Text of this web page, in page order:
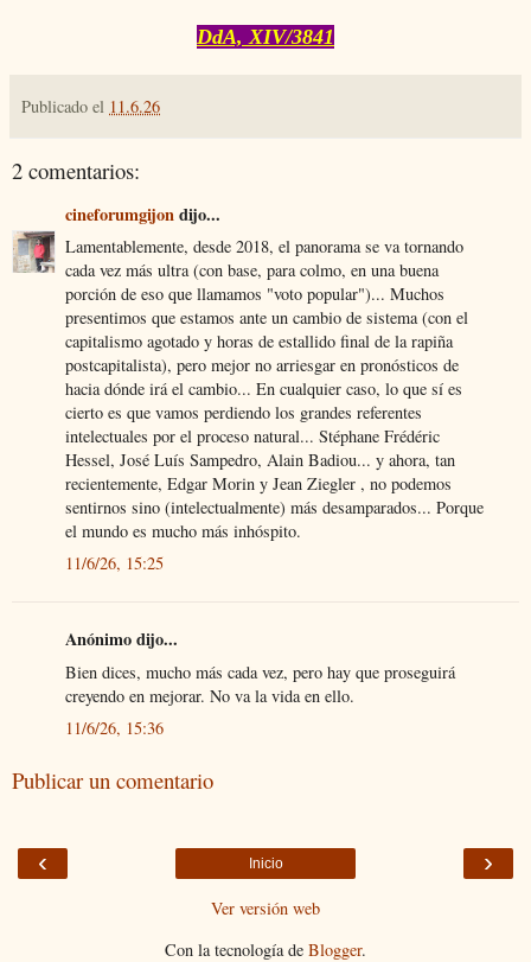
DdA, XIV/3841
Publicado el 11.6.26
2 comentarios:
cineforumgijondijo...
Lamentablemente, desde 2018, el panorama se va tornando
cada vez más ultra (con base, para colmo, en una buena
porción de eso que llamamos "voto popular")... Muchos
presentimos que estamos ante un cambio de sistema (con el
capitalismo agotado y horas de estallido final de la rapiña
postcapitalista), pero mejor no arriesgar en pronósticos de
hacia dónde irá el cambio... En cualquier caso, lo que sí es
cierto es que vamos perdiendo los grandes referentes
intelectuales por el proceso natural... Stéphane Frédéric
Hessel, José Luís Sampedro, Alain Badiou... y ahora, tan
recientemente, Edgar Morin y Jean Ziegler , no podemos
sentirnos sino (intelectualmente) más desamparados... Porque
el mundo es mucho más inhóspito.
11/6/26, 15:25
Anónimo dijo...
Bien dices, mucho más cada vez, pero hay que proseguirá
creyendo en mejorar. No va la vida en ello.
11/6/26, 15:36
Publicar un comentario
‹ ›
Inicio
Ver versión web
Con la tecnología de Blogger.